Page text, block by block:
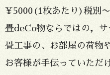
¥5000(1枚あたり)税別〜
畳deCo物ならではの，サ
畳工事の、お部屋の荷物
お客様が手伝っていただ